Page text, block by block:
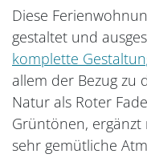
Diese
gestaltet und
komplette
allem der Bezug zu
Natur als Roter
Grüntönen,
sehr gemütliche